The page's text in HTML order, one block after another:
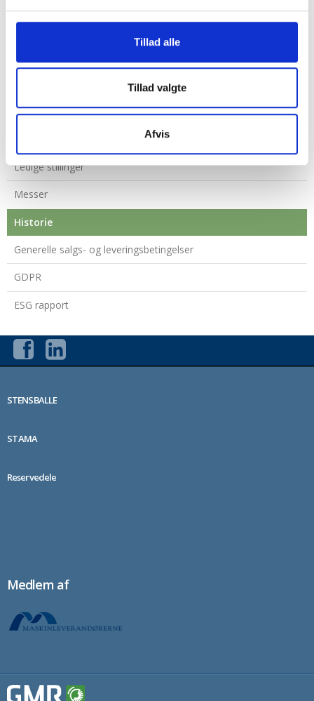
Tillad alle
Tillad valgte
Afvis
Medarbejdere
Ledige stillinger
Messer
Historie
Generelle salgs- og leveringsbetingelser
GDPR
ESG rapport
STENSBALLE
STAMA
Reservedele
Medlem af